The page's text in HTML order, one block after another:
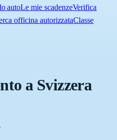
autoLe mie scadenzeVerifica
officina autorizzataClasse
a Svizzera